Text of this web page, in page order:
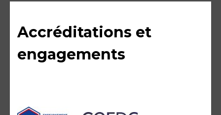
Accréditations et
engagements